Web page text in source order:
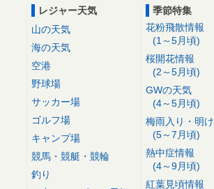
レジャー天気
山の天気
海の天気
空港
野球場
サッカー場
ゴルフ場
キャンプ場
競馬・競艇・競輪
釣り
季節特集
花粉飛散情報
(1～5月頃)
桜開花情報
(2～5月頃)
GWの天気
(4～5月頃)
梅雨入り・明け
(5～7月頃)
熱中症情報
(4～9月頃)
紅葉見頃情報